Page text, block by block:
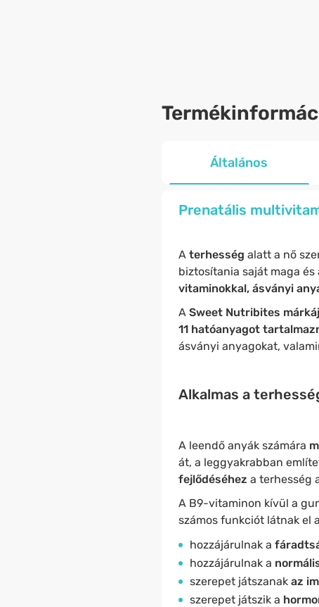
Általános
Prenatális
A terhesség alatt a nő
biztosítania saját maga
vitaminokkal, ásványi
A Sweet Nutribites
11 hatóanyagot
ásványi anyagokat,
Alkalmas a
A leendő anyák számára
át, a leggyakrabban
fejlődéséhez a terhesség
A B9-vitaminon kívül a
számos funkciót látnak el
hozzájárulnak a
hozzájárulnak a
szerepet játszanak az
szerepet játszik a